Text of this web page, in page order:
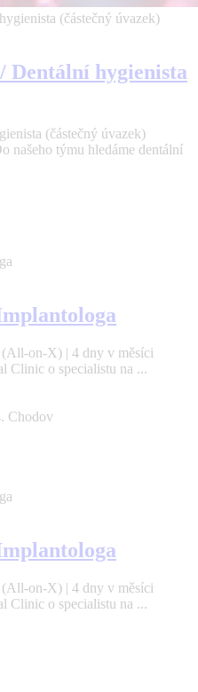
Dentální hygienista
(částečný úvazek)
našeho týmu hledáme dentální
(All-on-X) | 4 dny v měsíci
Clinic o specialistu na ...
Chodov
(All-on-X) | 4 dny v měsíci
Clinic o specialistu na ...